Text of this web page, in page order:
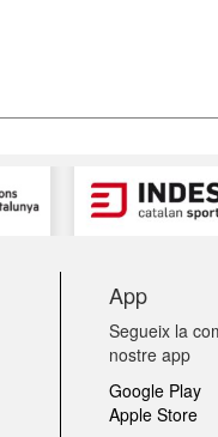
App
Segueix la
nostre app
Google Play
Apple Store